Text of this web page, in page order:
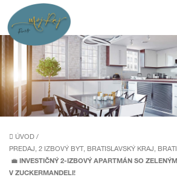
ÚVOD /
PREDAJ, 2 IZBOVÝ BYT, BRATISLAVSKÝ KRAJ,
💼 INVESTIČNÝ 2-IZBOVÝ APARTMÁN SO
V ZUCKERMANDELI!